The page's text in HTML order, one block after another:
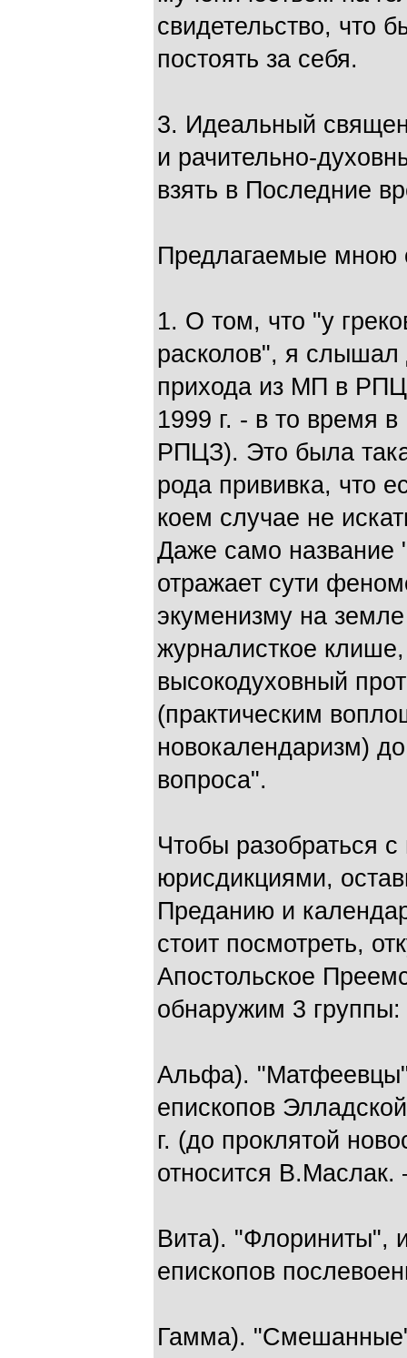
свидетельство, что
постоять за себя.
3. Идеальный
и рачительно-
взять в Последние
Предлагаемые мною
1. О том, что "у
расколов", я
прихода из МП в
1999 г. - в то время
РПЦЗ). Это была
рода прививка, что
коем случае не
Даже само название
отражает сути
экуменизму на
журналисткое
высокодуховный
(практическим
новокалендаризм)
вопроса".
Чтобы разобраться
юрисдикциями,
Преданию и
стоит посмотреть,
Апостольское
обнаружим 3 группы:
Альфа).
епископов
г. (до проклятой
относится
Вита). "Флориниты",
епископов
Гамма).